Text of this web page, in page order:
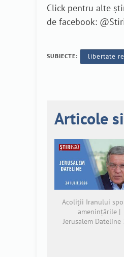
Click pentru alte
de facebook:
SUBIECTE: libertate
Articole
Acoliții Iranului
amenințările |
Jerusalem Dateline